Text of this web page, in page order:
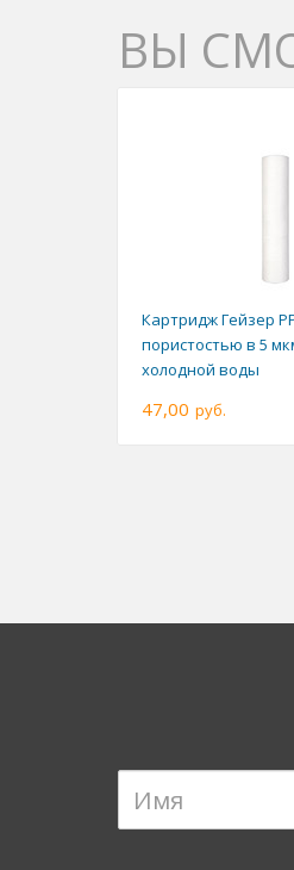
ВЫ
Картридж Гейзер
пористостью в 5
холодной воды
47,00 руб.